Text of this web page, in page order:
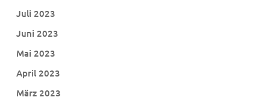
Juli 2023
Juni 2023
Mai 2023
April 2023
März 2023